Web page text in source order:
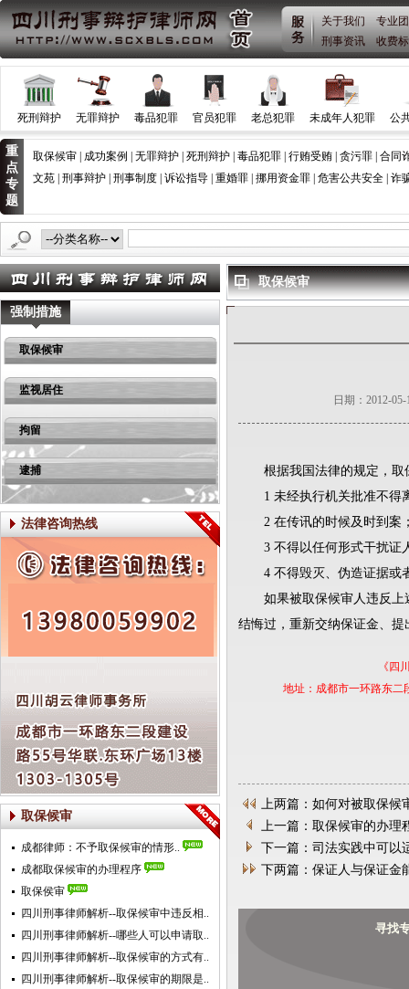
关于我们
专业
刑事资讯
收费
死刑辩护 无罪辩护 毒品犯罪 官员犯罪 老总犯罪 未成年人犯罪 公
重
点
专
题
取保候审 成功案例 无罪辩护 死刑辩护 毒品犯罪 行贿受贿 贪污罪 合同
文苑 刑事辩护 刑事制度 诉讼指导 重婚罪 挪用资金罪 危害公共安全 诈
强制措施
取保候审
监视居住
拘留
逮捕
法律咨询热线
取保候审
成都律师：不予取保候审的情形..
成都取保候审的办理程序
取保侯审
四川刑事律师解析--取保候审中违反相..
四川刑事律师解析--哪些人可以申请取..
四川刑事律师解析--取保候审的方式有..
四川刑事律师解析--取保候审的期限是..
取保候审
日期：2012-
根据我国法律的规定，取
1 未经执行机关批准不得
2 在传讯的时候及时到案
3 不得以任何形式干扰证
4 不得毁灭、伪造证据或
如果被取保候审人违反上述
结悔过，重新交纳保证金、
《四
地址：成都市一环路东二
上两篇：如何对被取保候
上一篇：取保候审的办理
下一篇：司法实践中可以
下两篇：保证人与保证金
寻找